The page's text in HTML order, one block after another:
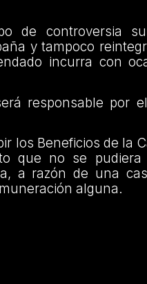
de controversia
y tampoco
incurra con
responsable por
los Beneficios de la
que no se pudiera
a razón de una
alguna.